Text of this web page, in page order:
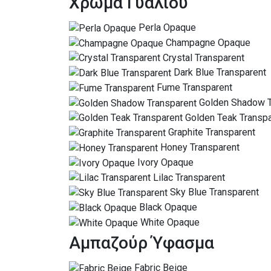
Perla Opaque
Champagne Opaque
Crystal Transparent
Dark Blue Transparent
Fume Transparent
Golden Shadow
Golden Teak
Graphite Transparent
Honey Transparent
Ivory Opaque
Lilac Transparent
Sky Blue Transparent
Black Opaque
White Opaque
Αμπαζούρ Ύφασμα
Fabric Beige